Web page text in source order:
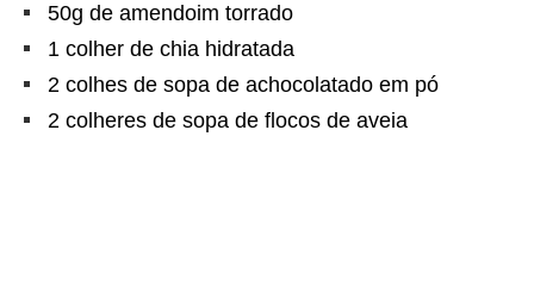
50g de amendoim torrado
1 colher de chia hidratada
2 colhes de sopa de achocolatado em pó
2 colheres de sopa de flocos de aveia